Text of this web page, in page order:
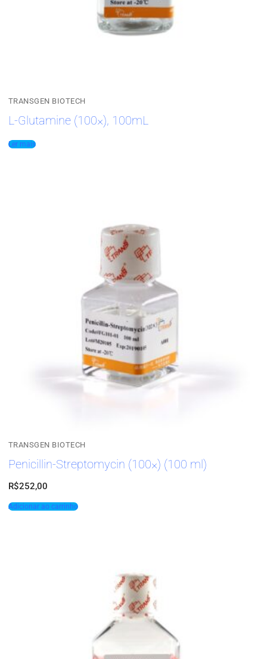
TRANSGEN BIOTECH
L-Glutamine (100×), 100mL
Ler mais
TRANSGEN BIOTECH
Penicillin-Streptomycin (100×) (100 ml)
R$252,00
Adicionar ao carrinho